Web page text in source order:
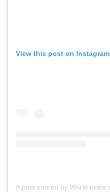
View this post on Instagram